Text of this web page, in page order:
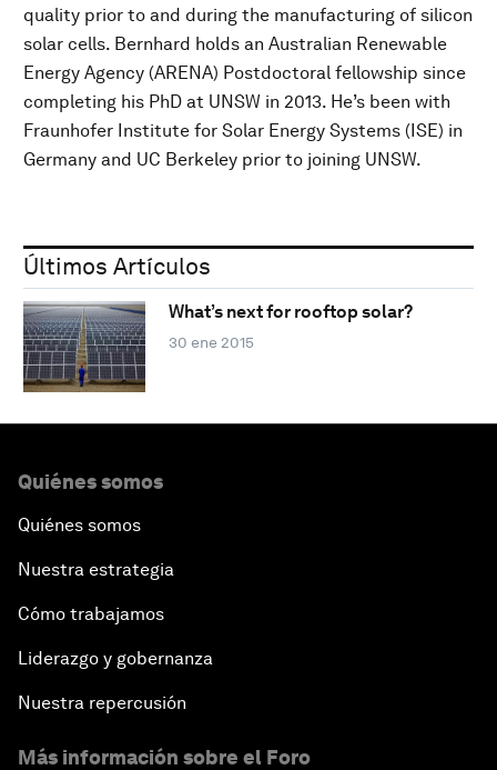
quality prior to and during the manufacturing of silicon
solar cells. Bernhard holds an Australian Renewable
Energy Agency (ARENA) Postdoctoral fellowship since
completing his PhD at UNSW in 2013. He’s been with
Fraunhofer Institute for Solar Energy Systems (ISE) in
Germany and UC Berkeley prior to joining UNSW.
Últimos Artículos
What’s next for rooftop solar?
30 ene 2015
Quiénes somos
Quiénes somos
Nuestra estrategia
Cómo trabajamos
Liderazgo y gobernanza
Nuestra repercusión
Más información sobre el Foro